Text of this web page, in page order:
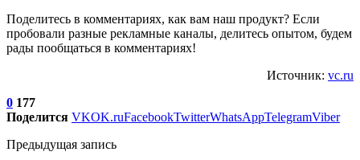
Поделитесь в комментариях, как вам наш продукт? Если
пробовали разные рекламные каналы, делитесь опытом, будем
рады пообщаться в комментариях!
Источник: vc.ru
0 177
Поделится VKOK.ruFacebookTwitterWhatsAppTelegramViber
Предыдущая запись